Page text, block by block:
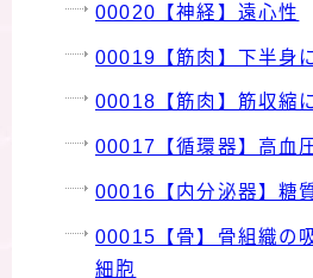
00020【神経】遠心性
00019【筋肉】下半身
00018【筋肉】筋収縮
00017【循環器】高血
00016【内分泌器】糖
00015【骨】骨組織の
細胞